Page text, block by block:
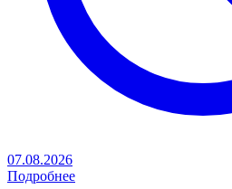
07.08.2026
Подробнее